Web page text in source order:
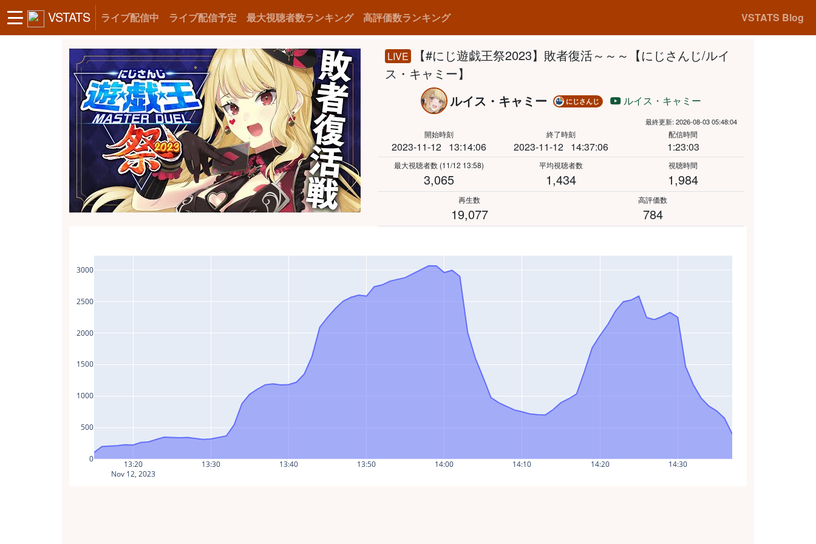
VSTATS ライブ配信中 ライブ配信予定 最大視聴者数ランキング 高評価数ランキング VSTATS Blog
LIVE
【#にじ遊戯王祭2023】敗者復活～～～【にじさんじ/ルイ
ス・キャミー】
ルイス・キャミー
にじさんじ ルイス・キャミー
最終更新: 2026-08-03 05:48:04
開始時刻
2023-11-12 13:14:06
終了時刻
2023-11-12 14:37:06
配信時間
1:23:03
最大視聴者数 (11/12 13:58)
3,065
平均視聴者数
1,434
視聴時間
1,984
再生数
19,077
高評価数
784
13:20
Nov 12, 2023
13:30 13:40 13:50 14:00 14:10 14:20 14:30
0
500
1000
1500
2000
2500
3000